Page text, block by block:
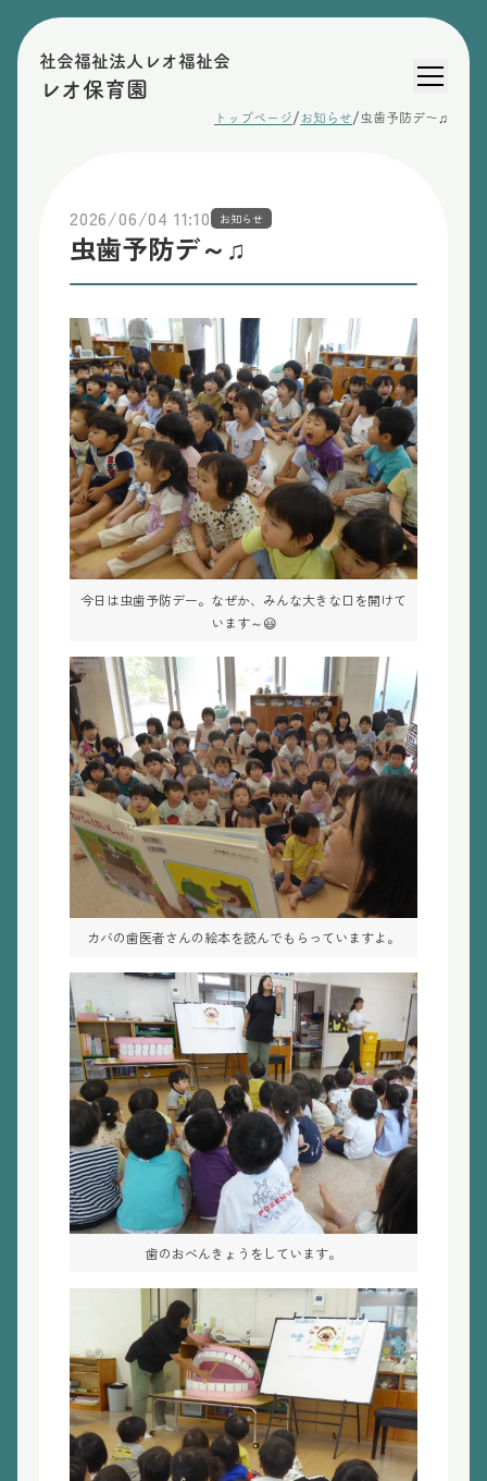
社会福祉法人レオ福祉会
レオ保育園
トップページ/ お知らせ/ 虫歯予防デ～♫
2026/06/04 11:10 お知らせ
虫歯予防デ～♫
今日は虫歯予防デー。なぜか、みんな大きな口を開けて
います～😃
カバの歯医者さんの絵本を読んでもらっていますよ。
歯のおべんきょうをしています。